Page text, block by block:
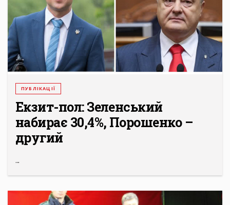
ПУБЛІКАЦІЇ
Екзит-пол: Зеленський
набирає 30,4%, Порошенко –
другий
...